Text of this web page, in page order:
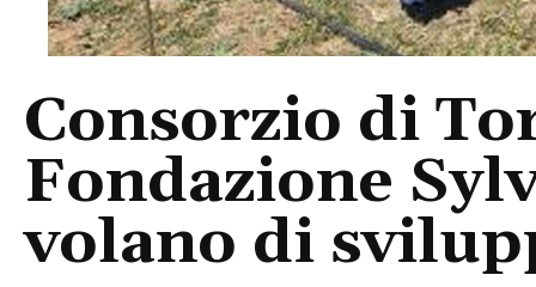
Consorzio di
Fondazione
volano di